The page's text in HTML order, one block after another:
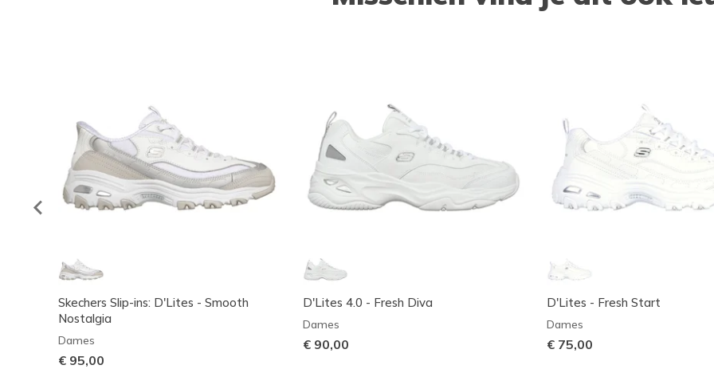
Skechers Slip-ins: D'Lites - Smooth
Nostalgia
Dames
€ 95,00
D'Lites 4.0 - Fresh Diva
Dames
€ 90,00
D'Lites - Fresh Start
Dames
€ 75,00